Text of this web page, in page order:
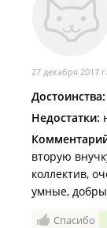
27 декабря 2017 г.
Достоинства:
Недостатки:
вторую
коллектив,
умные,
Спасибо